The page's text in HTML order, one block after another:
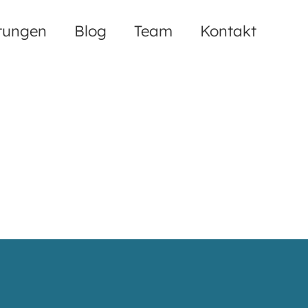
Blog Team Kontakt